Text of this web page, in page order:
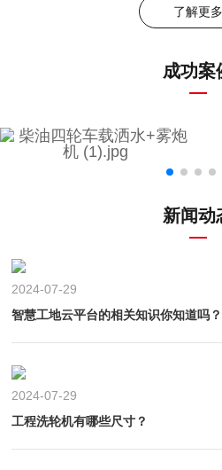
了解更多
成功案
新闻动
2024-07-29
智慧工地云平台的相关知识你知道吗？
2024-07-29
工程洗轮机有哪些尺寸？